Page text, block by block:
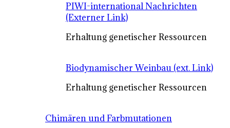
PIWI-international Nachrichten
(Externer Link)
Erhaltung genetischer Ressourcen
Biodynamischer Weinbau (ext. Link)
Erhaltung genetischer Ressourcen
Chimären und Farbmutationen